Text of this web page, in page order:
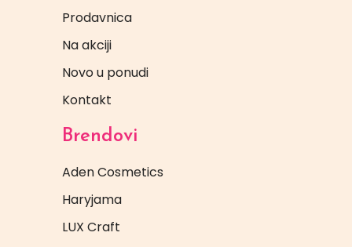
Prodavnica
Na akciji
Novo u ponudi
Kontakt
Brendovi
Aden Cosmetics
Haryjama
LUX Craft